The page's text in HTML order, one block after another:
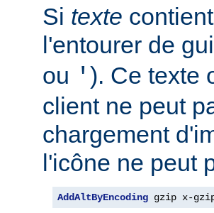
Si texte
l'entourer de
ou ' ). Ce texte
client ne peut
chargement
l'icône ne peut
AddAltByEncoding gzip x-